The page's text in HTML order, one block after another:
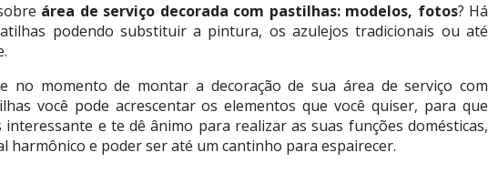
área de serviço decorada com pastilhas: modelos, fotos? Há
podendo substituir a pintura, os azulejos tradicionais ou até
no momento de montar a decoração de sua área de serviço com
você pode acrescentar os elementos que você quiser, para que
e te dê ânimo para realizar as suas funções domésticas,
harmônico e poder ser até um cantinho para espairecer.